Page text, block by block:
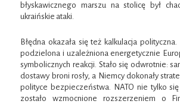
błyskawicznego marszu na stolicę był
ukraińskie ataki.
Błędna okazała się też kalkulacja polityczna.
podzielona i uzależniona energetycznie
symbolicznych reakcji. Stało się odwrotnie:
dostawy broni rosły, a Niemcy dokonały
polityce bezpieczeństwa. NATO nie tylko
zostało wzmocnione rozszerzeniem o